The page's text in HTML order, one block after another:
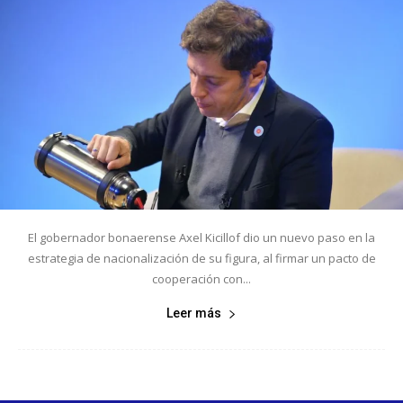
El gobernador bonaerense Axel Kicillof dio un nuevo paso en la
estrategia de nacionalización de su figura, al firmar un pacto de
cooperación con...
Leer más